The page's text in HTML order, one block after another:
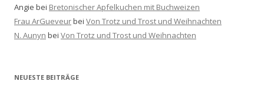
Angie bei Bretonischer Apfelkuchen mit Buchweizen
Frau ArGueveurbei Von Trotz und Trost und Weihnachten
N. Aunyn bei Von Trotz und Trost und Weihnachten
NEUESTE BEITRÄGE